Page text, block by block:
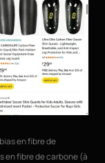
en fibre de
fibre de carbone (à